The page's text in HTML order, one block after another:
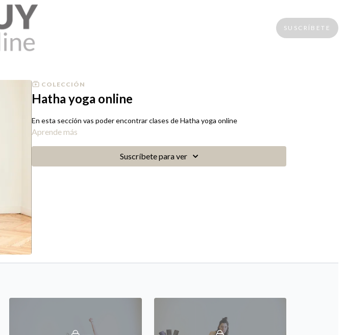
SUSCRÍBETE
COLECCIÓN
Hatha yoga online
En esta sección vas poder encontrar clases de Hatha yoga online
Aprende más
Suscríbete para ver